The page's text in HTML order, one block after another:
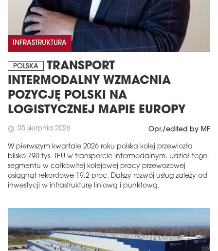
INFRASTRUKTURA
POLSKA
TRANSPORT
INTERMODALNY WZMACNIA
POZYCJĘ POLSKI NA
LOGISTYCZNEJ MAPIE EUROPY
schedule 05 sierpnia 2026 Opr./edited by MF
W pierwszym kwartale 2026 roku polska kolej przewiozła
blisko 790 tys. TEU w transporcie intermodalnym. Udział tego
segmentu w całkowitej kolejowej pracy przewozowej
osiągnął rekordowe 19,2 proc. Dalszy rozwój usług zależy od
inwestycji w infrastrukturę liniową i punktową.